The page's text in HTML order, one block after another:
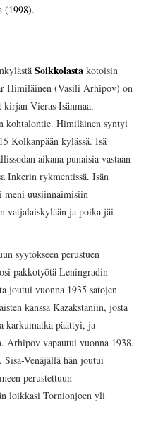
(1998).
kylästäSoikkolastakotoisin
Himiläinen (Vasili Arhipov) on
Vieras Isänmaa.
kohtalontie. Himiläinen syntyi
Kolkanpään kylässä. Isä
aikana punaisia vastaan
Inkerin rykmentissä. Isän
meni uusiinnaimisiin
vatjalaiskylään ja poika jäi
syytökseen perustuen
pakkotyötä Leningradin
joutui vuonna 1935 satojen
kanssa Kazakstaniin, josta
karkumatka päättyi, ja
Arhipov vapautui vuonna 1938.
Sisä-Venäjällä hän joutui
perustettuun
loikkasi Tornionjoen yli